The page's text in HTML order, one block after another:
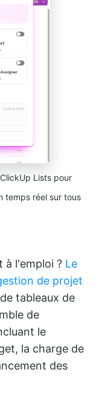
Lists pour
temps réel sur tous
à l'emploi ? Le
de projet
tableaux de
de
le
la charge de
des